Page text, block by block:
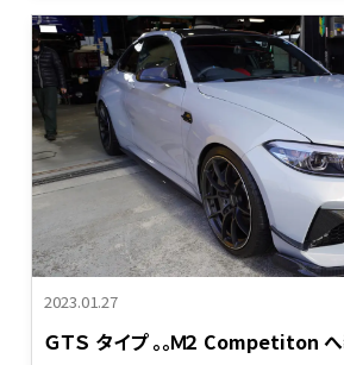
2023.01.27
ＧＴＳ タイプ 。。Ｍ２ Competiton へ